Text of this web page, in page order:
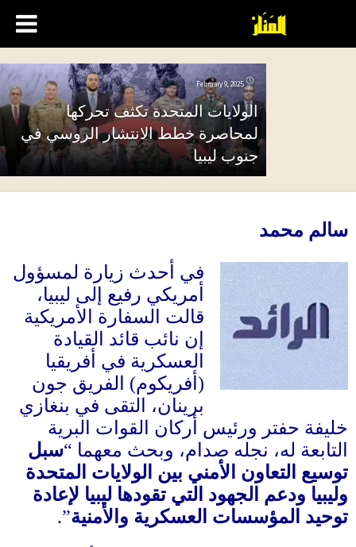
February 9, 2025
الولايات المتحدة تكثف تحركها
لمحاصرة خطط الانتشار الروسي في
جنوب ليبيا
سالم محمد
في أحدث زيارة لمسؤول
أمريكي رفيع إلى ليبيا،
قالت السفارة الأمريكية
إن نائب قائد القيادة
العسكرية في أفريقيا
( أفريكوم)
الفريق جون
برينان، التقى في بنغازي
خليفة حفتر ورئيس أركان القوات البرية
التابعة له، نجله صدام، وبحث معهما “سبل
توسيع التعاون الأمني بين الولايات المتحدة
وليبيا ودعم الجهود التي تقودها ليبيا لإعادة
توحيد المؤسسات العسكرية والأمنية”
.